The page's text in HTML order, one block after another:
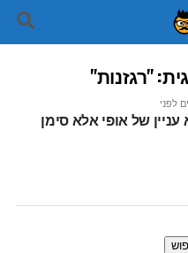
"רגזנות"
של אופי אלא סימן